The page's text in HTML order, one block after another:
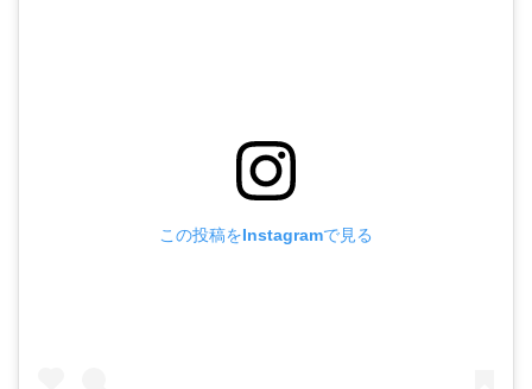
この投稿をInstagramで見る